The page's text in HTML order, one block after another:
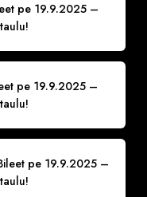
pe 19.9.2025 –
pe 19.9.2025 –
pe 19.9.2025 –